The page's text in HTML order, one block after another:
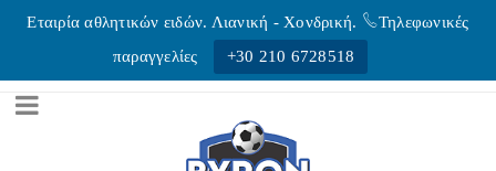
Εταιρία αθλητικών ειδών. Λιανική - Xονδρική.
Τηλεφωνικές
παραγγελίες
+30 210 6728518